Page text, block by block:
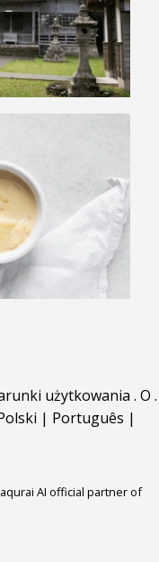
użytkowania . O .
| Português |
AI official partner of